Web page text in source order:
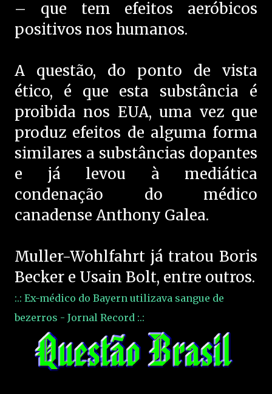
– que tem efeitos aeróbicos
positivos nos humanos.
A questão, do ponto de vista
ético, é que esta substância é
proibida nos EUA, uma vez que
produz efeitos de alguma forma
similares a substâncias dopantes
e já levou à mediática
condenação do médico
canadense Anthony Galea.
Muller-Wohlfahrt já tratou Boris
Becker e Usain Bolt, entre outros.
:.: Ex-médico do Bayern utilizava sangue de
bezerros - Jornal Record :.: